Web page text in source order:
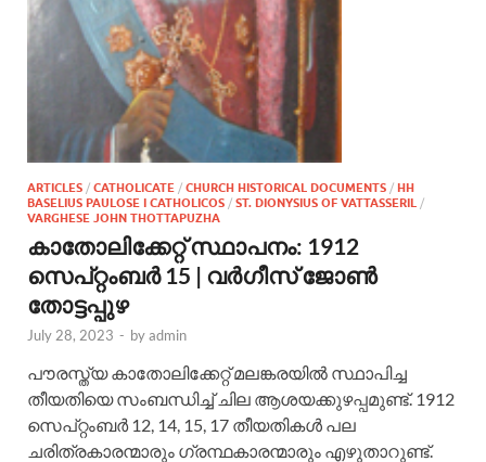
ARTICLES / CATHOLICATE / CHURCH HISTORICAL DOCUMENTS / HH
BASELIUS PAULOSE I CATHOLICOS / ST. DIONYSIUS OF VATTASSERIL /
VARGHESE JOHN THOTTAPUZHA
കാതോലിക്കേറ്റ് സ്ഥാപനം: 1912
സെപ്റ്റംബര്‍ 15 | വര്‍ഗീസ് ജോണ്‍
തോട്ടപ്പുഴ
July 28, 2023 - byadmin
പൗരസ്ത്യ കാതോലിക്കേറ്റ് മലങ്കരയില്‍ സ്ഥാപിച്ച
തീയതിയെ സംബന്ധിച്ച് ചില ആശയക്കുഴപ്പമുണ്ട്. 1912
സെപ്റ്റംബര്‍ 12, 14, 15, 17 തീയതികള്‍ പല
ചരിത്രകാരന്മാരും ഗ്രന്ഥകാരന്മാരും എഴുതാറുണ്ട്.